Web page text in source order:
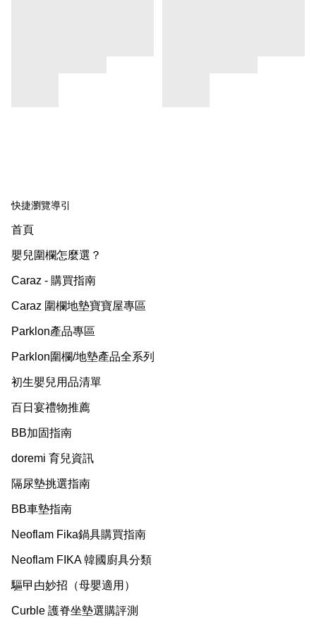
快捷瀏覽導引
首頁
嬰兒圍欄怎麼選？
Caraz - 購買指南
Caraz 圍欄地墊寶寶屋專區
Parklon產品專區
Parklon圍欄/地墊產品全系列
初生嬰兒用品清單
百日宴禮物推薦
BB加固指南
doremi 育兒資訊
隔尿墊挑選指南
BB車墊指南
Neoflam Fika鍋具購買指南
Neoflam FIKA 韓國廚具分類
驅曱甴妙招（母嬰適用）
Curble 護脊坐墊選購評測